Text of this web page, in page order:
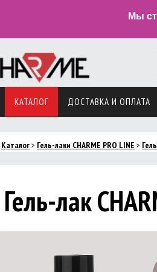
Мы
КАТАЛОГ ДОСТАВКА И ОПЛАТА
Каталог> Гель-лаки CHARME PRO LINE >
Гель-лак